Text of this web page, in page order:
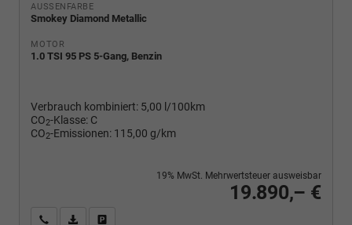
AUSSENFARBE
Smokey Diamond Metallic
MOTOR
1.0 TSI 95 PS 5-Gang, Benzin
Verbrauch kombiniert: 5,00 l/100km
CO2-Klasse: C
CO2-Emissionen: 115,00 g/km
19.890,– €
19% MwSt. Mehrwertsteuer ausweisbar
Wir rufen Sie anPDF-Fahrzeugexposé drucken